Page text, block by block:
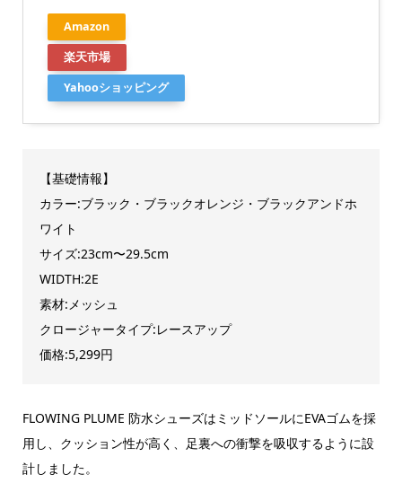
Amazon
楽天市場
Yahooショッピング
【基礎情報】
カラー:ブラック・ブラックオレンジ・ブラックアンドホ
ワイト
サイズ:23cm〜29.5cm
WIDTH:2E
素材:メッシュ
クロージャータイプ:レースアップ
価格:5,299円
FLOWING PLUME 防水シューズはミッドソールにEVAゴムを採
用し、クッション性が高く、足裏への衝撃を吸収するように設
計しました。